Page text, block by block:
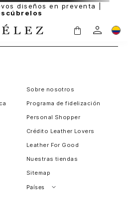
diseños en preventa |
Sobre nosotros
Programa de fidelización
Personal Shopper
Crédito Leather Lovers
Leather For Good
Nuestras tiendas
Sitemap
Países